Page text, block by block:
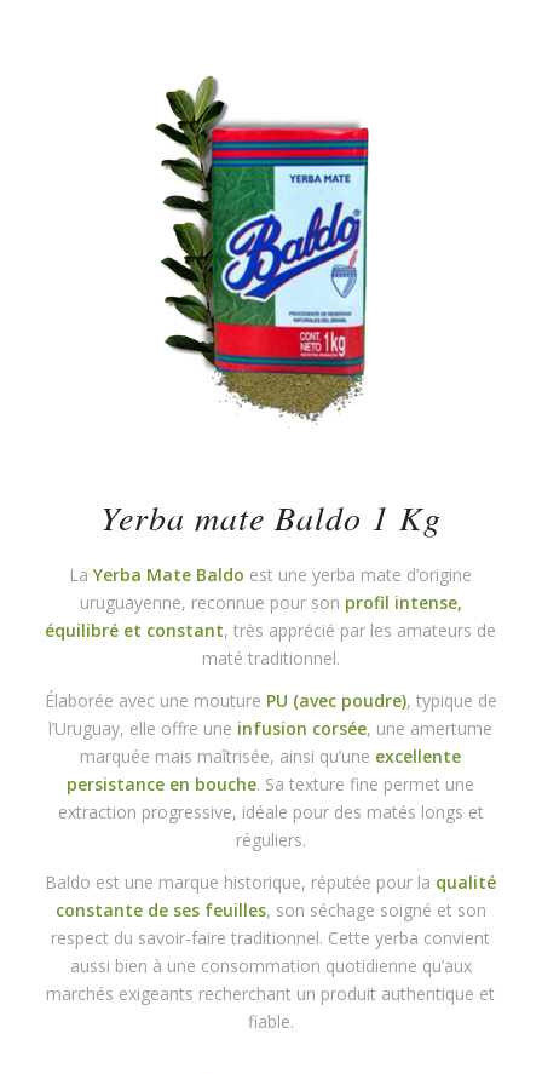
Yerba mate Baldo 1 Kg
LaYerba Mate Baldo est une yerba mate d’origine
uruguayenne, reconnue pour son profil intense,
équilibré et constant, très apprécié par les amateurs de
maté traditionnel.
Élaborée avec une mouture PU (avec poudre), typique de
l’Uruguay, elle offre une infusion corsée, une amertume
marquée mais maîtrisée, ainsi qu’une excellente
persistance en bouche. Sa texture fine permet une
extraction progressive, idéale pour des matés longs et
réguliers.
Baldo est une marque historique, réputée pour la qualité
constante de ses feuilles, son séchage soigné et son
respect du savoir-faire traditionnel. Cette yerba convient
aussi bien à une consommation quotidienne qu’aux
marchés exigeants recherchant un produit authentique et
fiable.